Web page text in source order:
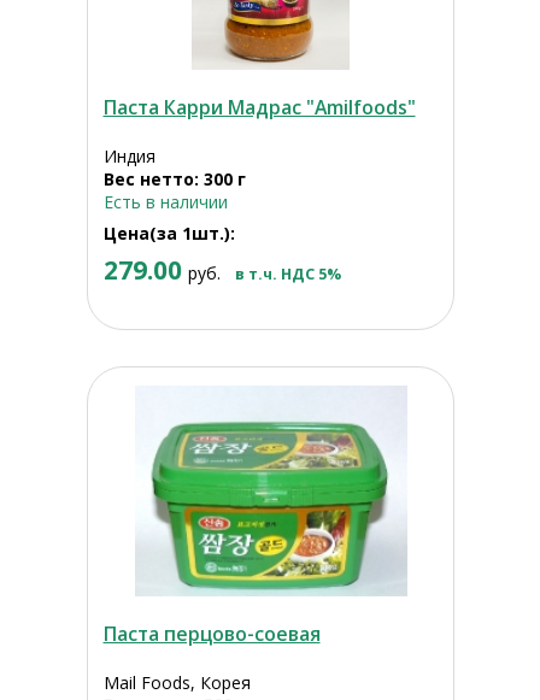
Паста Карри Мадрас "Amilfoods"
Индия
Вес нетто: 300 г
Есть в наличии
Цена(за 1шт.):
279.00 руб. в т.ч. НДС 5%
Паста перцово-соевая
Mail Foods, Корея